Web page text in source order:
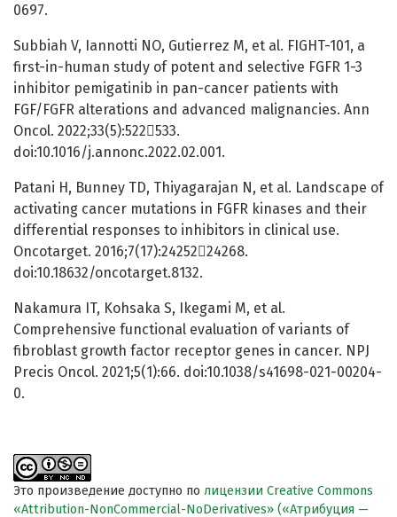
0697.
Subbiah V, Iannotti NO, Gutierrez M, et al. FIGHT-101, a
first-in-human study of potent and selective FGFR 1-3
inhibitor pemigatinib in pan-cancer patients with
FGF/FGFR alterations and advanced malignancies. Ann
Oncol. 2022;33(5):522533.
doi:10.1016/j.annonc.2022.02.001.
Patani H, Bunney TD, Thiyagarajan N, et al. Landscape of
activating cancer mutations in FGFR kinases and their
differential responses to inhibitors in clinical use.
Oncotarget. 2016;7(17):2425224268.
doi:10.18632/oncotarget.8132.
Nakamura IT, Kohsaka S, Ikegami M, et al.
Comprehensive functional evaluation of variants of
fibroblast growth factor receptor genes in cancer. NPJ
Precis Oncol. 2021;5(1):66. doi:10.1038/s41698-021-00204-
0.
Это произведение доступно по лицензии Creative Commons
«Attribution-NonCommercial-NoDerivatives» («Атрибуция —